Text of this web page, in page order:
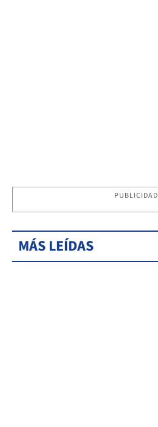
PUBLICIDAD
MÁS LEÍDAS